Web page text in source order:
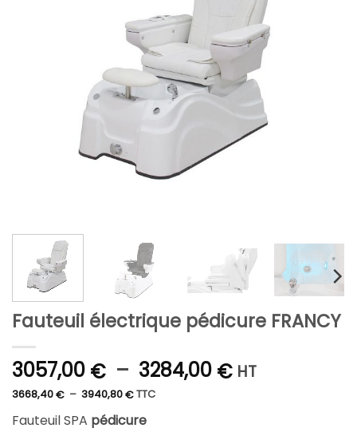
Fauteuil électrique pédicure FRANCY
3057,00 € – 3284,00 €Plage
HT
3668,40€ – 3940,80€
Plage
de
3668,40 €
à
TTC
Fauteuil SPA pédicure